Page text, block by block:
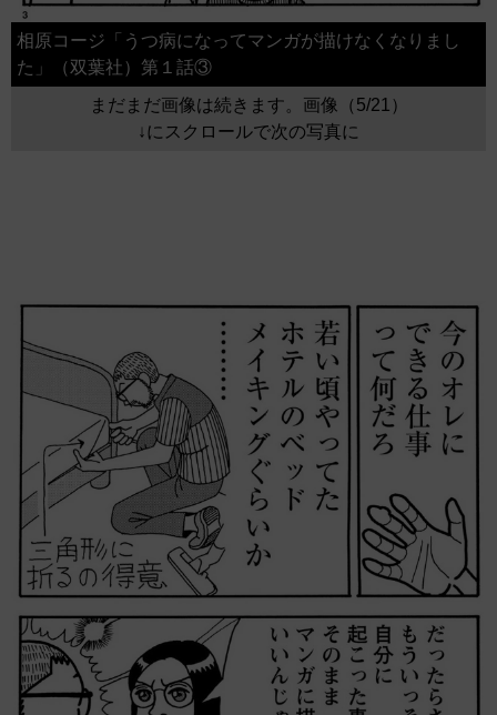
相原コージ「うつ病になってマンガが描けなくなりまし
た」（双葉社）第１話③
まだまだ画像は続きます。画像（5/21）
↓にスクロールで次の写真に